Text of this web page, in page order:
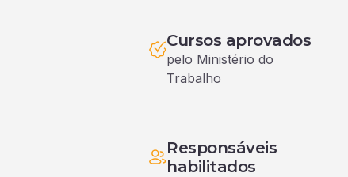
Cursos aprovados
pelo Ministério do
Trabalho
Responsáveis
habilitados